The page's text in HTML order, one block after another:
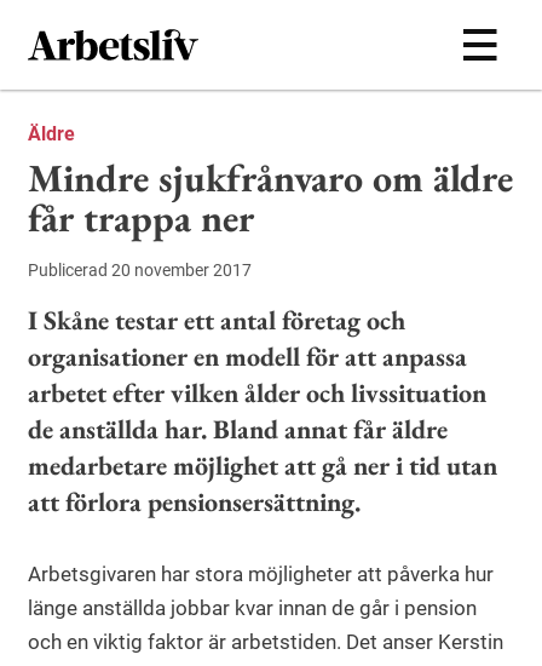
Hoppa till huvudinnehållet
Äldre
Mindre sjukfrånvaro om äldre
får trappa ner
Publicerad 20 november 2017
I Skåne testar ett antal företag och
organisationer en modell för att anpassa
arbetet efter vilken ålder och livssituation
de anställda har. Bland annat får äldre
medarbetare möjlighet att gå ner i tid utan
att förlora pensionsersättning.
Arbetsgivaren har stora möjligheter att påverka hur
länge anställda jobbar kvar innan de går i pension
och en viktig faktor är arbetstiden. Det anser Kerstin